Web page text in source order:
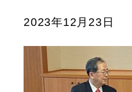
2023年12月23日